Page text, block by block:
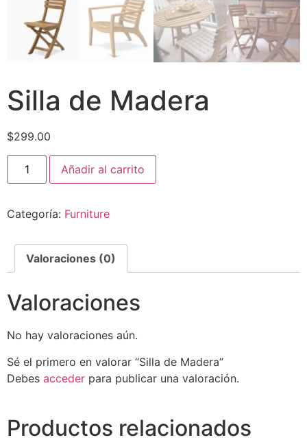
Silla de Madera
$299.00
Añadir al carrito
Categoría: Furniture
Valoraciones (0)
Valoraciones
No hay valoraciones aún.
Sé el primero en valorar “Silla de Madera”
Debes acceder para publicar una valoración.
Productos relacionados